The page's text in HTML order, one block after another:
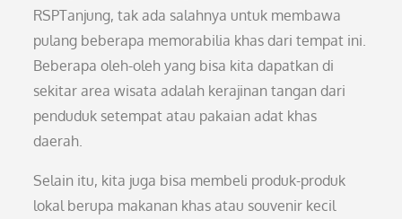
RSPTanjung, tak ada salahnya untuk membawa
pulang beberapa memorabilia khas dari tempat ini.
Beberapa oleh-oleh yang bisa kita dapatkan di
sekitar area wisata adalah kerajinan tangan dari
penduduk setempat atau pakaian adat khas
daerah.
Selain itu, kita juga bisa membeli produk-produk
lokal berupa makanan khas atau souvenir kecil